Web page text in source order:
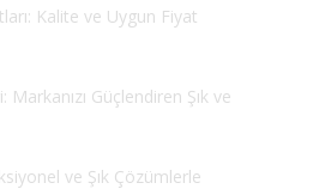
Kalite ve Uygun Fiyat
Güçlendiren Şık ve
ve Şık Çözümlerle